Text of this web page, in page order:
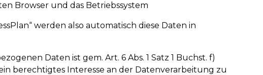
Browser und das Betriebssystem
werden also automatisch diese Daten in
Daten ist gem. Art. 6 Abs. 1 Satz 1 Buchst. f)
berechtigtes Interesse an der Datenverarbeitung zu